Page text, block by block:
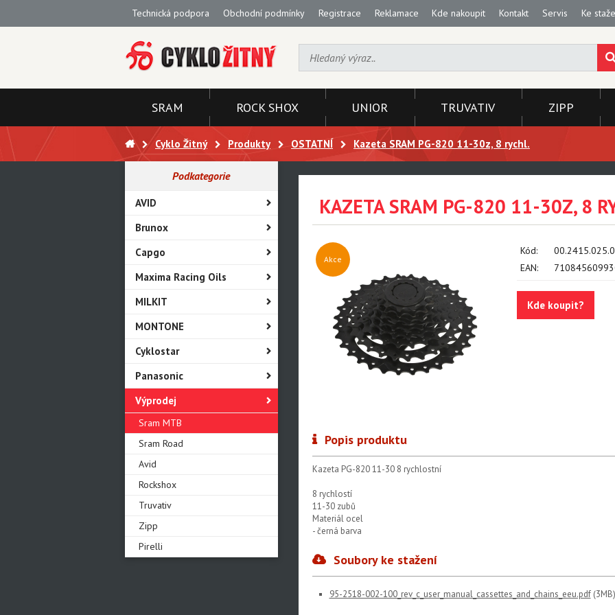
Technická podpora Obchodní podmínky Registrace Reklamace Kde nakoupit Kontakt Servis Ke
SRAM ROCK SHOX UNIOR TRUVATIV ZIPP
Cyklo Žitný Produkty OSTATNÍ Kazeta SRAM PG-820 11-30z, 8 rychl.
Podkategorie
AVID
Brunox
Capgo
Maxima Racing Oils
MILKIT
MONTONE
Cyklostar
Panasonic
Výprodej
Sram MTB
Sram Road
Avid
Rockshox
Truvativ
Zipp
Pirelli
KAZETA SRAM PG-820 11-30Z, 8
Akce
Kód:
EAN:
Kde koupit?
Popis produktu
Kazeta PG-820 11-30 8 rychlostní
8 rychlostí
11-30 zubů
Materiál ocel
- černá barva
Soubory ke stažení
95-2518-002-100_rev_c_user_manual_cassettes_and_chains_eeu.pdf(3MB)